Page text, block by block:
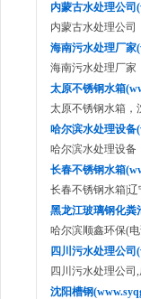
内蒙古水处理公司
内蒙古水处理公司
海南污水处理厂家
海南污水处理厂家
太原不锈钢水箱
太原不锈钢水箱，
哈尔滨水处理设备
哈尔滨水处理设备
长春不锈钢水箱
长春不锈钢水箱|
黑龙江玻璃钢化粪
哈尔滨顺鑫环保(
四川污水处理公司
四川污水处理公司
沈阳槽钢